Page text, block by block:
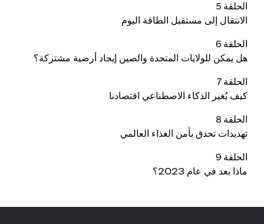
الحلقة 5
الانتقال إلى مستقبل الطاقة اليوم
الحلقة 6
هل يمكن للولايات المتحدة والصين إيجاد أرضية مشتركة؟
الحلقة 7
كيف يُغير الذكاء الاصطناعي اقتصادنا
الحلقة 8
تهديدات تحدق بأمن الغذاء العالمي
الحلقة 9
ماذا بعد في عام 2023؟